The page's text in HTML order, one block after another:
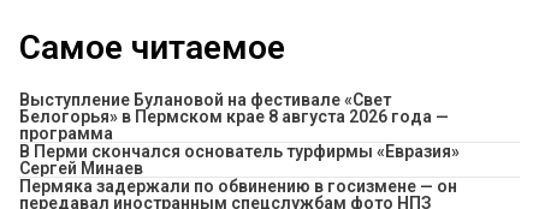
Самое читаемое
Выступление Булановой на фестивале «Свет
Белогорья» в Пермском крае 8 августа 2026 года —
программа
В Перми скончался основатель турфирмы «Евразия»
Сергей Минаев
Пермяка задержали по обвинению в госизмене — он
передавал иностранным спецслужбам фото НПЗ